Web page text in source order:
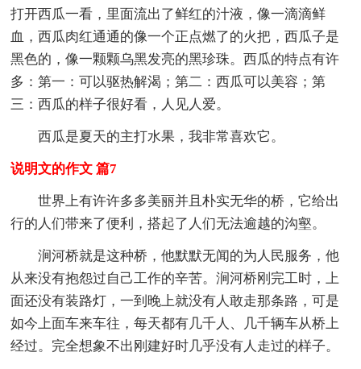
打开西瓜一看，里面流出了鲜红的汁液，像一滴滴鲜
血，西瓜肉红通通的像一个正点燃了的火把，西瓜子是
黑色的，像一颗颗乌黑发亮的黑珍珠。西瓜的特点有许
多：第一：可以驱热解渴；第二：西瓜可以美容；第
三：西瓜的样子很好看，人见人爱。
西瓜是夏天的主打水果，我非常喜欢它。
说明文的作文 篇7
世界上有许许多多美丽并且朴实无华的桥，它给出
行的人们带来了便利，搭起了人们无法逾越的沟壑。
涧河桥就是这种桥，他默默无闻的为人民服务，他
从来没有抱怨过自己工作的辛苦。涧河桥刚完工时，上
面还没有装路灯，一到晚上就没有人敢走那条路，可是
如今上面车来车往，每天都有几千人、几千辆车从桥上
经过。完全想象不出刚建好时几乎没有人走过的样子。